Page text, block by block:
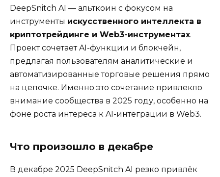
DeepSnitch AI — альткоин с фокусом на
инструменты искусственного интеллекта в
криптотрейдинге и Web3-инструментах.
Проект сочетает AI-функции и блокчейн,
предлагая пользователям аналитические и
автоматизированные торговые решения прямо
на цепочке. Именно это сочетание привлекло
внимание сообщества в 2025 году, особенно на
фоне роста интереса к AI-интеграции в Web3.
Что произошло в декабре
В декабре 2025 DeepSnitch AI резко привлёк